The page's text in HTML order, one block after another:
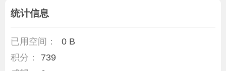
统计信息
已用空间：
0 B
积分：
739